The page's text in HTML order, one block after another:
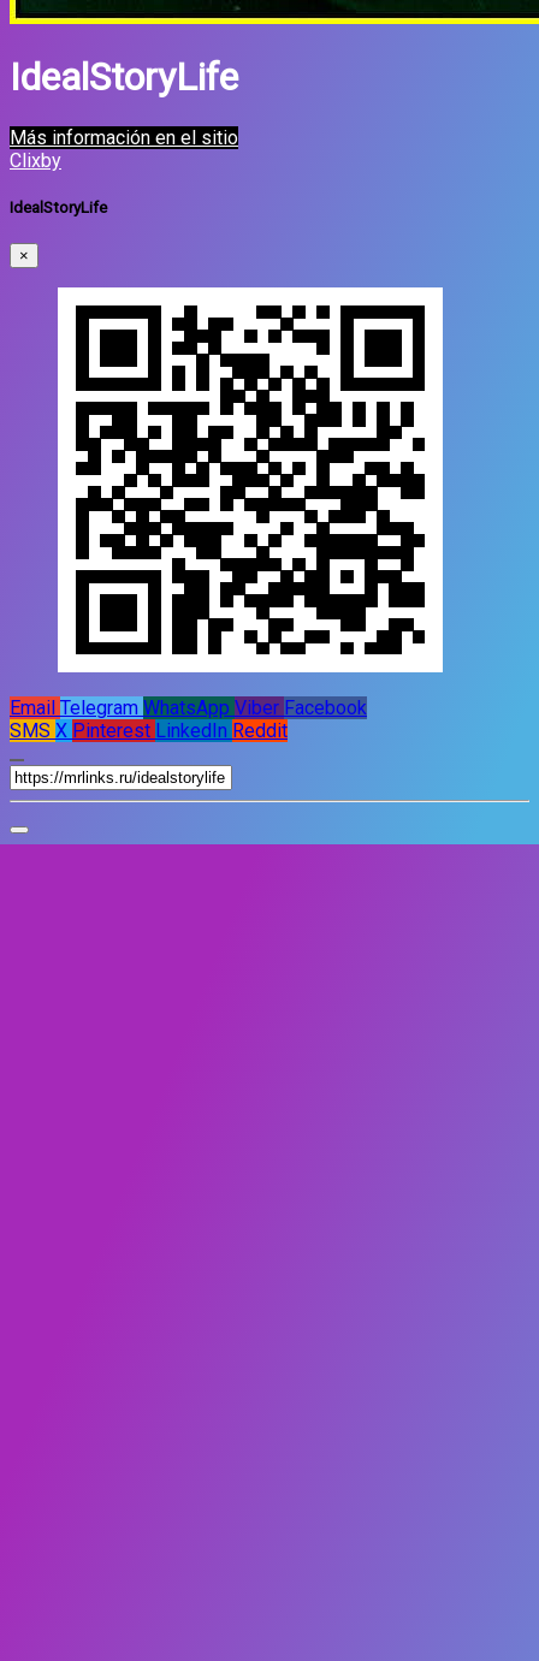
IdealStoryLife
Más información en el sitio
Clixby
IdealStoryLife
×
Email Telegram WhatsApp Viber Facebook
SMS X Pinterest LinkedIn Reddit